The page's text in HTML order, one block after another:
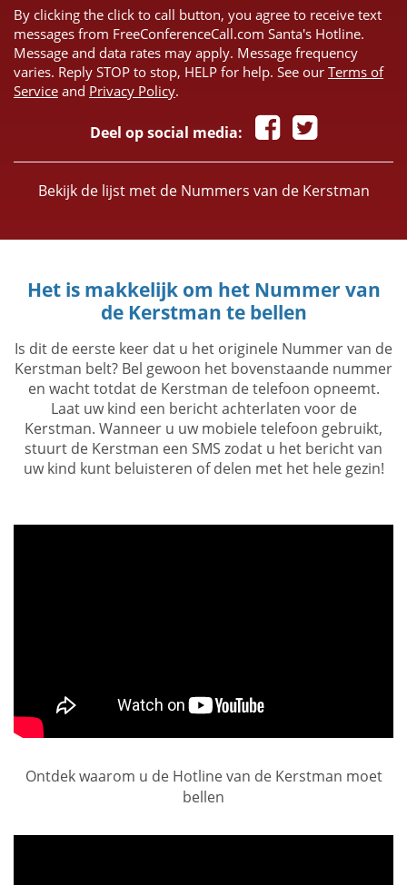
By clicking the click to call button, you agree to receive text
messages from FreeConferenceCall.com Santa's Hotline.
Message and data rates may apply. Message frequency
varies. Reply STOP to stop, HELP for help. See our Terms of
Service and Privacy Policy.
Deel op social media:
Bekijk de lijst met de Nummers van de Kerstman
Het is makkelijk om het Nummer van
de Kerstman te bellen
Is dit de eerste keer dat u het originele Nummer van de
Kerstman belt? Bel gewoon het bovenstaande nummer
en wacht totdat de Kerstman de telefoon opneemt.
Laat uw kind een bericht achterlaten voor de
Kerstman. Wanneer u uw mobiele telefoon gebruikt,
stuurt de Kerstman een SMS zodat u het bericht van
uw kind kunt beluisteren of delen met het hele gezin!
Ontdek waarom u de Hotline van de Kerstman moet
bellen